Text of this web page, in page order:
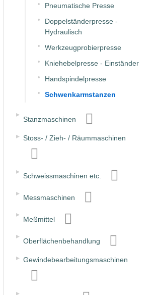
Pneumatische Presse
Doppelständerpresse -
Hydraulisch
Werkzeugprobierpresse
Kniehebelpresse - Einständer
Handspindelpresse
Schwenkarmstanzen
▸
Stanzmaschinen
▸ Stoss- / Zieh- / Räummaschinen
▸
Schweissmaschinen etc.
▸
Messmaschinen
▸
Meßmittel
▸
Oberflächenbehandlung
▸ Gewindebearbeitungsmaschinen
▸